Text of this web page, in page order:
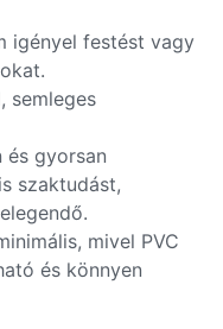
igényel festést vagy
semleges
és gyorsan
szaktudást,
mivel PVC
és könnyen